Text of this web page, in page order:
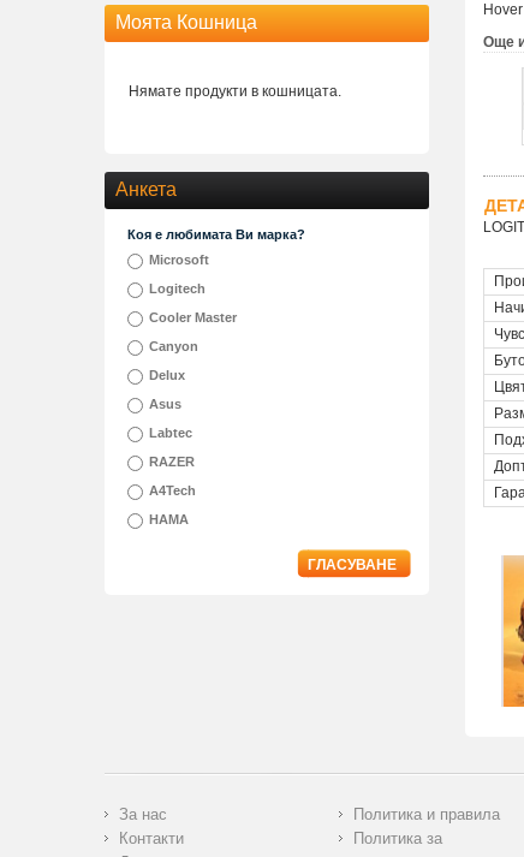
Още
Моята Кошница
Нямате продукти в кошницата.
Анкета
Коя е любимата Ви марка?
Microsoft
Logitech
Cooler Master
Canyon
Delux
Asus
Labtec
RAZER
A4Tech
HAMA
ГЛАСУВАНЕ
За нас
Контакти
Политика и правила
Политика за